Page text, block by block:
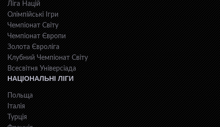
Ліга Націй
Олімпійські Ігри
Чемпіонат Світу
Чемпіонат Європи
Золота Євроліга
Клубний Чемпіонат Світу
Всесвiтня Унiверсiaда
НАЦІОНАЛЬНІ ЛІГИ
Польща
Італія
Турція